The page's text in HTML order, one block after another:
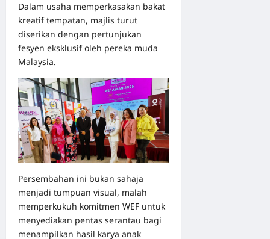
Dalam usaha memperkasakan bakat
kreatif tempatan, majlis turut
diserikan dengan pertunjukan
fesyen eksklusif oleh pereka muda
Malaysia.
Persembahan ini bukan sahaja
menjadi tumpuan visual, malah
memperkukuh komitmen WEF untuk
menyediakan pentas serantau bagi
menampilkan hasil karya anak